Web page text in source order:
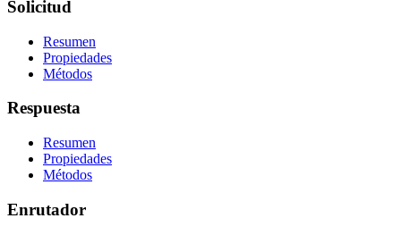
Solicitud
Resumen
Propiedades
Métodos
Respuesta
Resumen
Propiedades
Métodos
Enrutador